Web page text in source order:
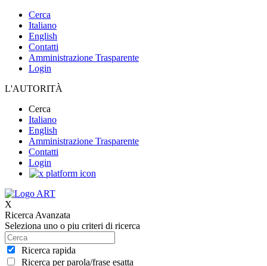
Cerca
Italiano
English
Contatti
Amministrazione Trasparente
Login
L'AUTORITÀ
Cerca
Italiano
English
Amministrazione Trasparente
Contatti
Login
X
Ricerca Avanzata
Seleziona uno o piu criteri di ricerca
Ricerca rapida
Ricerca per parola/frase esatta